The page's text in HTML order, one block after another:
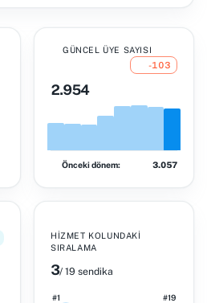
GÜNCEL ÜYE SAYISI
-103
2.954
Önceki dönem: 3.057
HIZMET KOLUNDAKI
SIRALAMA
3/ 19 sendika
#1 #19